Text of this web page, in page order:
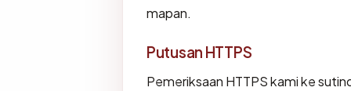
mapan.
Putusan HTTPS
Pemeriksaan HTTPS kami ke